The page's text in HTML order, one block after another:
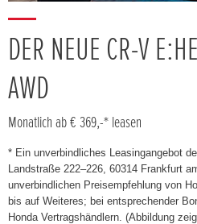
DER NEUE CR-V
AWD
Monatlich ab € 369,-* leasen
* Ein unverbindliches Leasingangebot
Landstraße 222–226, 60314 Frankfurt
unverbindlichen Preisempfehlung von
bis auf Weiteres; bei entsprechender
Honda Vertragshändlern. (Abbildung